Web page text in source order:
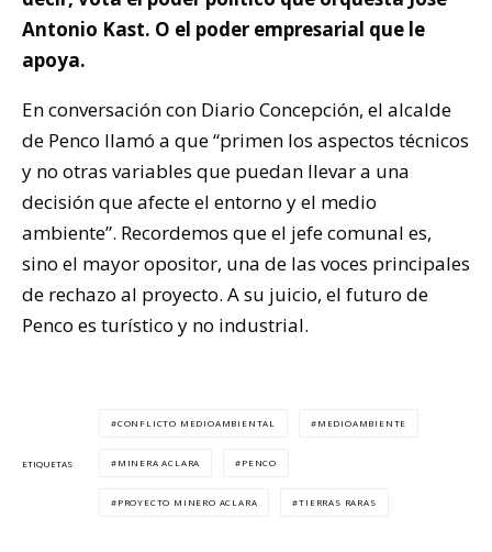
Antonio Kast. O el poder empresarial que le
apoya.
En conversación con Diario Concepción, el alcalde
de Penco llamó a que “primen los aspectos técnicos
y no otras variables que puedan llevar a una
decisión que afecte el entorno y el medio
ambiente”. Recordemos que el jefe comunal es,
sino el mayor opositor, una de las voces principales
de rechazo al proyecto. A su juicio, el futuro de
Penco es turístico y no industrial.
ETIQUETAS
CONFLICTO MEDIOAMBIENTAL MEDIOAMBIENTE
MINERA ACLARA PENCO
PROYECTO MINERO ACLARA TIERRAS RARAS